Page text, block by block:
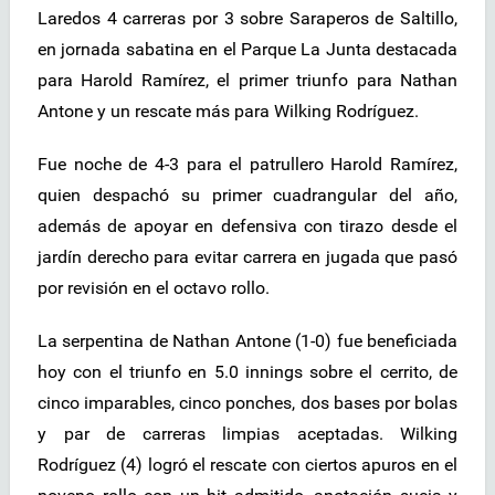
Laredos 4 carreras por 3 sobre Saraperos de Saltillo,
en jornada sabatina en el Parque La Junta destacada
para Harold Ramírez, el primer triunfo para Nathan
Antone y un rescate más para Wilking Rodríguez.
Fue noche de 4-3 para el patrullero Harold Ramírez,
quien despachó su primer cuadrangular del año,
además de apoyar en defensiva con tirazo desde el
jardín derecho para evitar carrera en jugada que pasó
por revisión en el octavo rollo.
La serpentina de Nathan Antone (1-0) fue beneficiada
hoy con el triunfo en 5.0 innings sobre el cerrito, de
cinco imparables, cinco ponches, dos bases por bolas
y par de carreras limpias aceptadas. Wilking
Rodríguez (4) logró el rescate con ciertos apuros en el